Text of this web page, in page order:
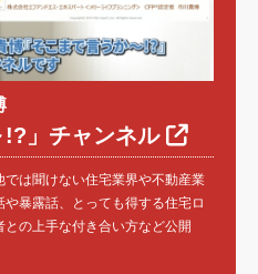
!?」チャンネル
は聞けない住宅業界や不動産業
暴露話、とっても得する住宅ロ
の上手な付き合い方など公開